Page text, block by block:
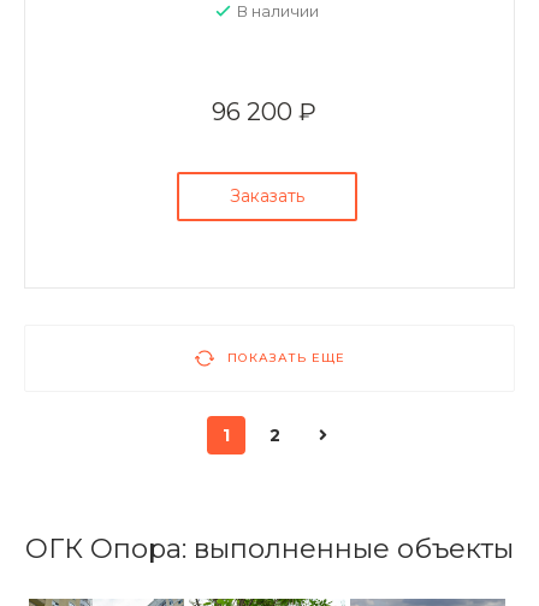
В наличии
96 200 ₽
Заказать
ПОКАЗАТЬ ЕЩЕ
1 2
ОГК Опора: выполненные объекты